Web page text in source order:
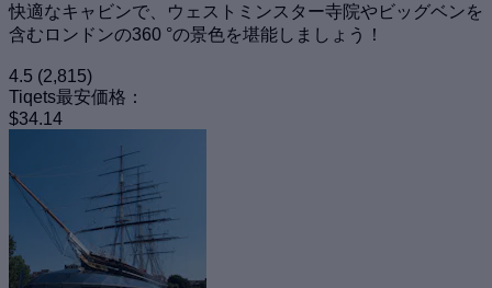
快適なキャビンで、ウェストミンスター寺院やビッグベンを
含むロンドンの360 °の景色を堪能しましょう！
4.5 (2,815)
Tiqets最安価格：
$34.14